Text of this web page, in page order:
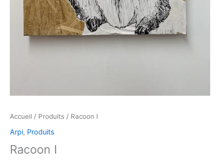
Accueil / Produits / Racoon I
Arpi, Produits
Racoon I